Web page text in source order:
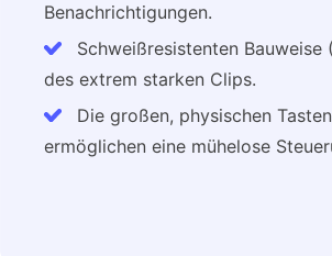
Benachrichtigungen.
Schweißresistenten Bauweise
des extrem starken Clips.
Die großen, physischen Tasten
ermöglichen eine mühelose